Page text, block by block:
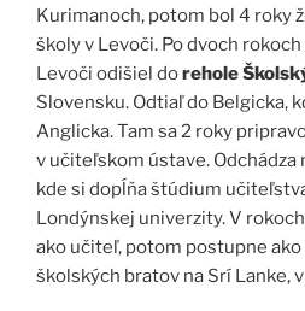
Kurimanoch, potom bol 4 roky
školy v Levoči. Po dvoch
Levoči odišiel dorehole
Slovensku. Odtiaľ do Belgicka,
Anglicka. Tam sa 2 roky
v učiteľskom ústave. Odchádza
kde si dopĺňa štúdium
Londýnskej univerzity. V
ako učiteľ, potom postupne
školských bratov na Srí Lanke,